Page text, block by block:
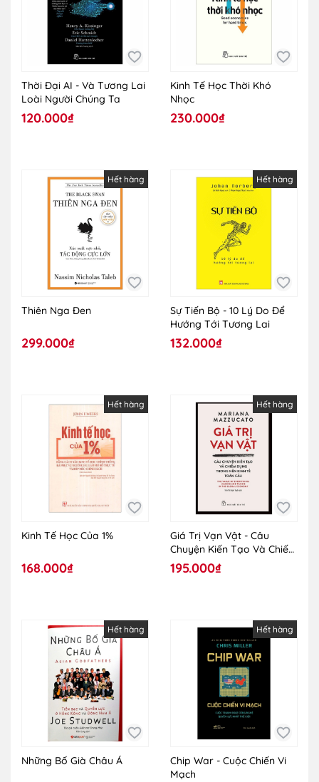
Thời Đại AI - Và Tương Lai
Loài Người Chúng Ta
120.000₫
Kinh Tế Học Thời Khó
Nhọc
230.000₫
Hết hàng
Thiên Nga Đen
299.000₫
Hết hàng
Sự Tiến Bộ - 10 Lý Do Để
Hướng Tới Tương Lai
132.000₫
Hết hàng
Kinh Tế Học Của 1%
168.000₫
Hết hàng
Giá Trị Vạn Vật - Câu
Chuyện Kiến Tạo Và Chiếm
Dụng Trong Nền Kinh Tế
Toàn Cầu
195.000₫
Hết hàng
Những Bố Già Châu Á
Hết hàng
Chip War - Cuộc Chiến Vi
Mạch